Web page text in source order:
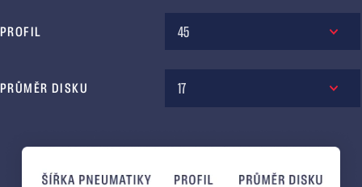
PROFIL 45
PRŮMĚR DISKU 17